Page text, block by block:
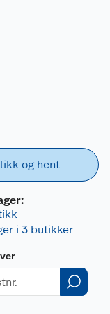
og hent
i 3 butikker